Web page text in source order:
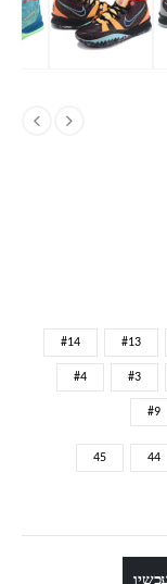
#13
#14
#3
#4
#9
44
45